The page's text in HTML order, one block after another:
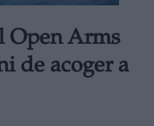
Open Arms
de acoger a